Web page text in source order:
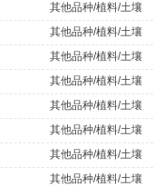
其他品种/植料/土壤
其他品种/植料/土壤
其他品种/植料/土壤
其他品种/植料/土壤
其他品种/植料/土壤
其他品种/植料/土壤
其他品种/植料/土壤
其他品种/植料/土壤